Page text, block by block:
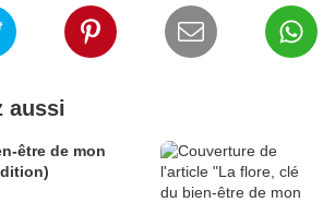
aussi
être de mon